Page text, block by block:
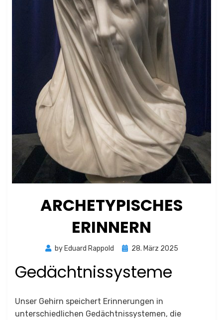
ARCHETYPISCHES
ERINNERN
by Eduard Rappold
Posted
28. März 2025
Gedächtnissysteme
Unser Gehirn speichert Erinnerungen in
unterschiedlichen Gedächtnissystemen, die